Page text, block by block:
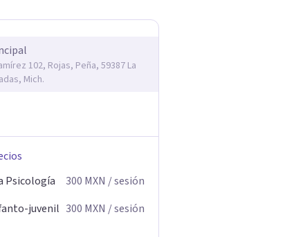
102, Rojas, Peña, 59387 La
Mich.
Psicología
300 MXN / sesión
juvenil 300 MXN / sesión